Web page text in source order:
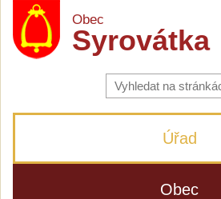
Obec
Syrovátka
Vyhledávání
na
stránkách
Úřad
Obec